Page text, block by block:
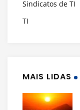
Sindicatos de TI
TI
MAIS LIDAS